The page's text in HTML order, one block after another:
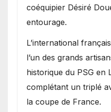
coéquipier Désiré
entourage.
L’international
l’un des grands
historique du PSG en
complétant un triplé
la coupe de France.